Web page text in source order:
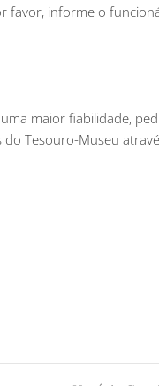
favor, informe o
maior fiabilidade,
Tesouro-Museu